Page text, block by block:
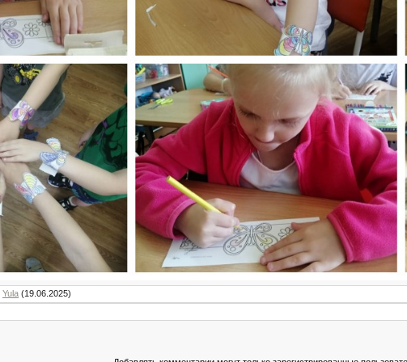
Yula (19.06.2025)